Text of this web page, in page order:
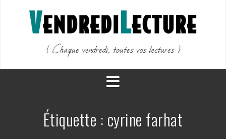
Étiquette : cyrine farhat